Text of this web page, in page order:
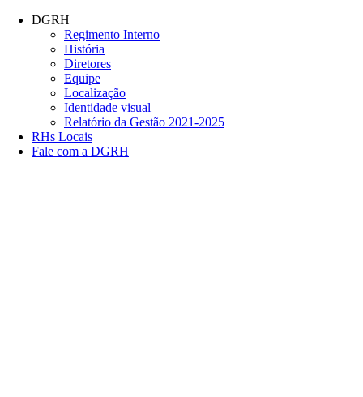
Conteúdo principal
DGRH
Regimento Interno
História
Diretores
Equipe
Localização
Identidade visual
Relatório da Gestão 2021-2025
RHs Locais
Fale com a DGRH